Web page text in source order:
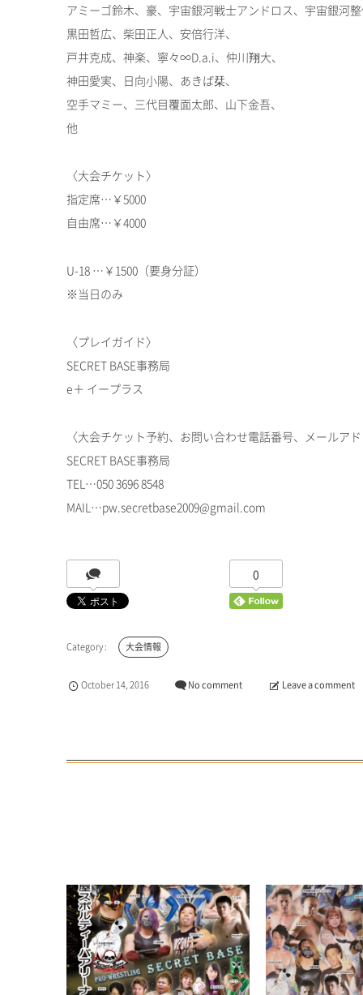
アミーゴ鈴木、豪、宇宙銀河戦士アンドロス、宇宙銀河
黒田哲広、柴田正人、安倍行洋、
戸井克成、神楽、寧々∞D.a.i、仲川翔大、
神田愛実、日向小陽、あきば栞、
空手マミー、三代目覆面太郎、山下金吾、
他
〈大会チケット〉
指定席…￥5000
自由席…￥4000
U-18 …￥1500（要身分証）
※当日のみ
〈プレイガイド〉
SECRET BASE事務局
e＋ イープラス
〈大会チケット予約、お問い合わせ電話番号、メールア
SECRET BASE事務局
TEL…050 3696 8548
MAIL…pw.secretbase2009@gmail.com
0
大会情報
October14,2016 No comment Leave a comment